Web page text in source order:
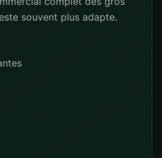
souvent plus adapte.